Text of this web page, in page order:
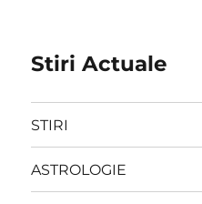
Stiri Actuale
STIRI
ASTROLOGIE